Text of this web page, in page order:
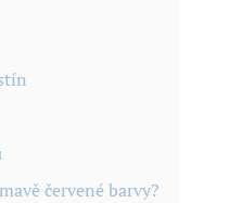
červené barvy?